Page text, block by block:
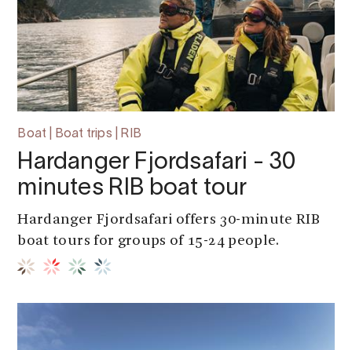
Boat | Boat trips | RIB
Hardanger Fjordsafari - 30
minutes RIB boat tour
Hardanger Fjordsafari offers 30-minute RIB
boat tours for groups of 15-24 people.